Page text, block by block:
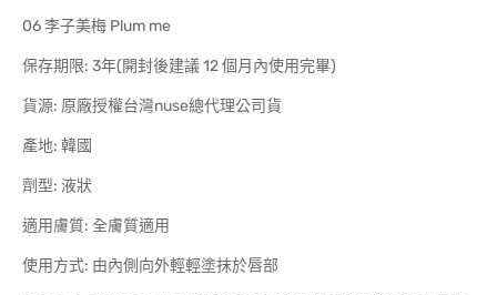
06 李子美梅 Plum me
保存期限: 3年(開封後建議 12 個月內使用完畢)
貨源: 原廠授權台灣nuse總代理公司貨
產地: 韓國
劑型: 液狀
適用膚質: 全膚質適用
使用方式: 由內側向外輕輕塗抹於唇部